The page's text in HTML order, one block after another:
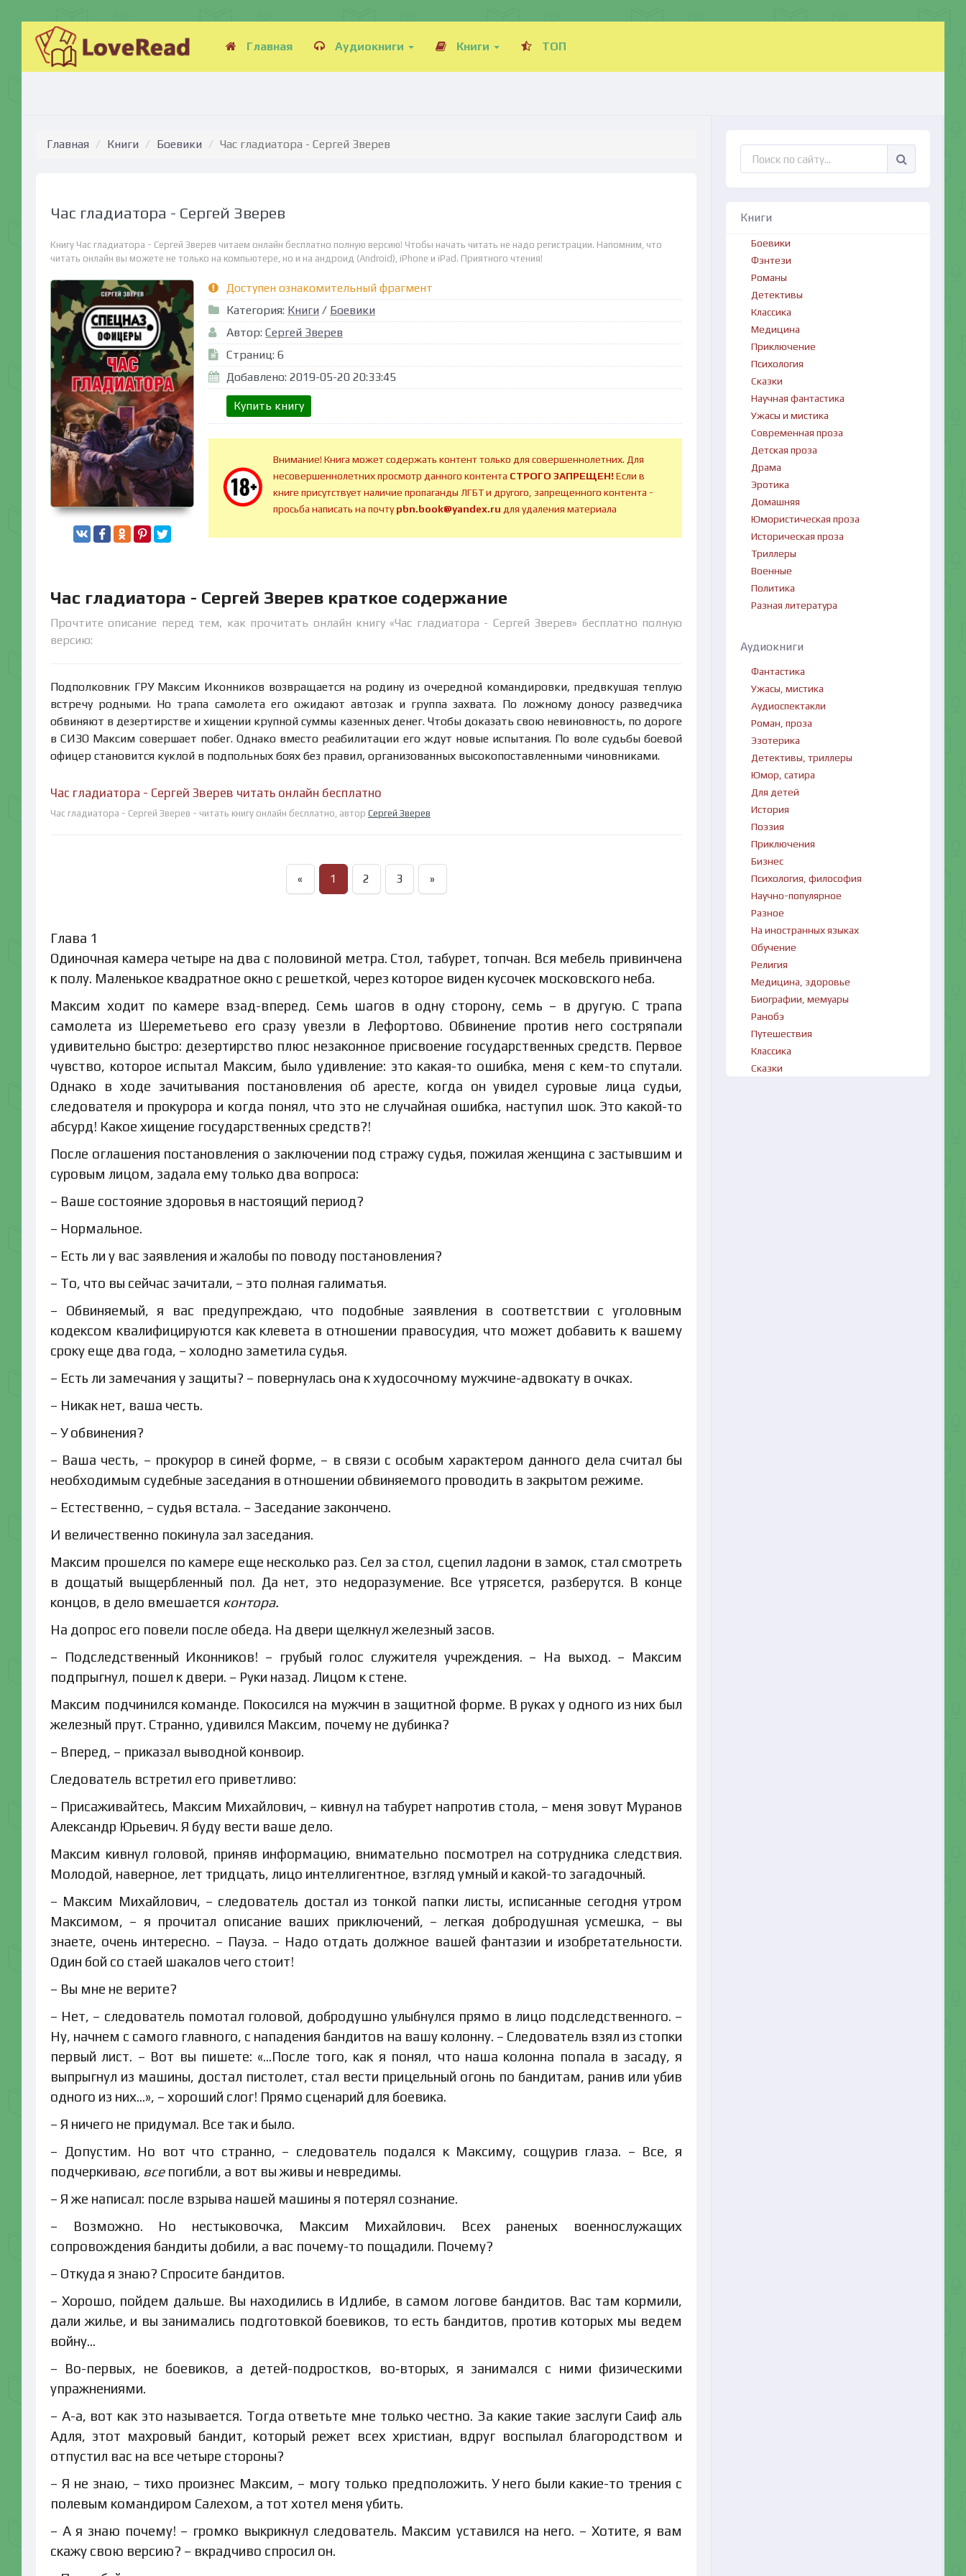
Главная Аудиокниги Книги ТОП
Главная Книги Боевики Час гладиатора - Сергей Зверев
Час гладиатора - Сергей Зверев
Книгу Час гладиатора - Сергей Зверев читаем онлайн бесплатно полную версию! Чтобы начать читать не надо регистрации. Напомним, что
читать онлайн вы можете не только на компьютере, но и на андроид (Android), iPhone и iPad. Приятного чтения!
Доступен ознакомительный фрагмент
Категория: Книги / Боевики
Автор: Сергей Зверев
Страниц: 6
Добавлено: 2019-05-20 20:33:45
Купить книгу
Внимание! Книга может содержать контент только для совершеннолетних. Для
несовершеннолетних просмотр данного контента СТРОГО ЗАПРЕЩЕН!Если в
книге присутствует наличие пропаганды ЛГБТ и другого, запрещенного контента -
просьба написать на почтуpbn.book@yandex.ru для удаления материала
Час гладиатора - Сергей Зверев краткое содержание
Прочтите описание перед тем, как прочитать онлайн книгу «Час гладиатора - Сергей Зверев» бесплатно полную
версию:
Подполковник ГРУ Максим Иконников возвращается на родину из очередной командировки, предвкушая теплую
встречу родными. Но трапа самолета его ожидают автозак и группа захвата. По ложному доносу разведчика
обвиняют в дезертирстве и хищении крупной суммы казенных денег. Чтобы доказать свою невиновность, по дороге
в СИЗО Максим совершает побег. Однако вместо реабилитации его ждут новые испытания. По воле судьбы боевой
офицер становится куклой в подпольных боях без правил, организованных высокопоставленными чиновниками.
Час гладиатора - Сергей Зверев читать онлайн бесплатно
Час гладиатора - Сергей Зверев - читать книгу онлайн бесплатно, автор Сергей Зверев
« 1 2 3 »
Глава 1
Одиночная камера четыре на два с половиной метра. Стол, табурет, топчан. Вся мебель привинчена
к полу. Маленькое квадратное окно с решеткой, через которое виден кусочек московского неба.
Максим ходит по камере взад-вперед. Семь шагов в одну сторону, семь – в другую. С трапа
самолета из Шереметьево его сразу увезли в Лефортово. Обвинение против него состряпали
удивительно быстро: дезертирство плюс незаконное присвоение государственных средств. Первое
чувство, которое испытал Максим, было удивление: это какая-то ошибка, меня с кем-то спутали.
Однако в ходе зачитывания постановления об аресте, когда он увидел суровые лица судьи,
следователя и прокурора и когда понял, что это не случайная ошибка, наступил шок. Это какой-то
абсурд! Какое хищение государственных средств?!
После оглашения постановления о заключении под стражу судья, пожилая женщина с застывшим и
суровым лицом, задала ему только два вопроса:
– Ваше состояние здоровья в настоящий период?
– Нормальное.
– Есть ли у вас заявления и жалобы по поводу постановления?
– То, что вы сейчас зачитали, – это полная галиматья.
– Обвиняемый, я вас предупреждаю, что подобные заявления в соответствии с уголовным
кодексом квалифицируются как клевета в отношении правосудия, что может добавить к вашему
сроку еще два года, – холодно заметила судья.
– Есть ли замечания у защиты? – повернулась она к худосочному мужчине-адвокату в очках.
– Никак нет, ваша честь.
– У обвинения?
– Ваша честь, – прокурор в синей форме, – в связи с особым характером данного дела считал бы
необходимым судебные заседания в отношении обвиняемого проводить в закрытом режиме.
– Естественно, – судья встала. – Заседание закончено.
И величественно покинула зал заседания.
Максим прошелся по камере еще несколько раз. Сел за стол, сцепил ладони в замок, стал смотреть
в дощатый выщербленный пол. Да нет, это недоразумение. Все утрясется, разберутся. В конце
концов, в дело вмешается контора.
На допрос его повели после обеда. На двери щелкнул железный засов.
– Подследственный Иконников! – грубый голос служителя учреждения. – На выход. – Максим
подпрыгнул, пошел к двери. – Руки назад. Лицом к стене.
Максим подчинился команде. Покосился на мужчин в защитной форме. В руках у одного из них был
железный прут. Странно, удивился Максим, почему не дубинка?
– Вперед, – приказал выводной конвоир.
Следователь встретил его приветливо:
– Присаживайтесь, Максим Михайлович, – кивнул на табурет напротив стола, – меня зовут Муранов
Александр Юрьевич. Я буду вести ваше дело.
Максим кивнул головой, приняв информацию, внимательно посмотрел на сотрудника следствия.
Молодой, наверное, лет тридцать, лицо интеллигентное, взгляд умный и какой-то загадочный.
– Максим Михайлович, – следователь достал из тонкой папки листы, исписанные сегодня утром
Максимом, – я прочитал описание ваших приключений, – легкая добродушная усмешка, – вы
знаете, очень интересно. – Пауза. – Надо отдать должное вашей фантазии и изобретательности.
Один бой со стаей шакалов чего стоит!
– Вы мне не верите?
– Нет, – следователь помотал головой, добродушно улыбнулся прямо в лицо подследственного. –
Ну, начнем с самого главного, с нападения бандитов на вашу колонну. – Следователь взял из стопки
первый лист. – Вот вы пишете: «…После того, как я понял, что наша колонна попала в засаду, я
выпрыгнул из машины, достал пистолет, стал вести прицельный огонь по бандитам, ранив или убив
одного из них…», – хороший слог! Прямо сценарий для боевика.
– Я ничего не придумал. Все так и было.
– Допустим. Но вот что странно, – следователь подался к Максиму, сощурив глаза. – Все, я
подчеркиваю, всепогибли, а вот вы живы и невредимы.
– Я же написал: после взрыва нашей машины я потерял сознание.
– Возможно. Но нестыковочка, Максим Михайлович. Всех раненых военнослужащих
сопровождения бандиты добили, а вас почему-то пощадили. Почему?
– Откуда я знаю? Спросите бандитов.
– Хорошо, пойдем дальше. Вы находились в Идлибе, в самом логове бандитов. Вас там кормили,
дали жилье, и вы занимались подготовкой боевиков, то есть бандитов, против которых мы ведем
войну…
– Во-первых, не боевиков, а детей-подростков, во‑вторых, я занимался с ними физическими
упражнениями.
– А-а, вот как это называется. Тогда ответьте мне только честно. За какие такие заслуги Саиф аль
Адля, этот махровый бандит, который режет всех христиан, вдруг воспылал благородством и
отпустил вас на все четыре стороны?
– Я не знаю, – тихо произнес Максим, – могу только предположить. У него были какие-то трения с
полевым командиром Салехом, а тот хотел меня убить.
– А я знаю почему! – громко выкрикнул следователь. Максим уставился на него. – Хотите, я вам
скажу свою версию? – вкрадчиво спросил он.
Книги
Боевики
Фэнтези
Романы
Детективы
Классика
Медицина
Приключение
Психология
Сказки
Научная фантастика
Ужасы и мистика
Современная проза
Детская проза
Драма
Эротика
Домашняя
Юмористическая проза
Историческая проза
Триллеры
Военные
Политика
Разная литература
Аудиокниги
Фантастика
Ужасы, мистика
Аудиоспектакли
Роман, проза
Эзотерика
Детективы, триллеры
Юмор, сатира
Для детей
История
Поэзия
Приключения
Бизнес
Психология, философия
Научно-популярное
Разное
На иностранных языках
Обучение
Религия
Медицина, здоровье
Биографии, мемуары
Ранобэ
Путешествия
Классика
Сказки